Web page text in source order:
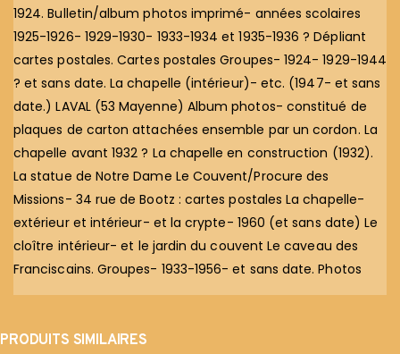
1924. Bulletin/album photos imprimé- années scolaires
1925-1926- 1929-1930- 1933-1934 et 1935-1936 ? Dépliant
cartes postales. Cartes postales Groupes- 1924- 1929-1944
? et sans date. La chapelle (intérieur)- etc. (1947- et sans
date.) LAVAL (53 Mayenne) Album photos- constitué de
plaques de carton attachées ensemble par un cordon. La
chapelle avant 1932 ? La chapelle en construction (1932).
La statue de Notre Dame Le Couvent/Procure des
Missions- 34 rue de Bootz : cartes postales La chapelle-
extérieur et intérieur- et la crypte- 1960 (et sans date) Le
cloître intérieur- et le jardin du couvent Le caveau des
Franciscains. Groupes- 1933-1956- et sans date. Photos
PRODUITS SIMILAIRES